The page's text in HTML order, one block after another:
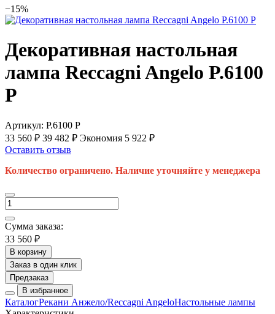
−15%
Декоративная настольная
лампа Reccagni Angelo P.6100
P
Артикул: P.6100 P
33 560 ₽ 39 482 ₽ Экономия 5 922 ₽
Оставить отзыв
Количество ограничено. Наличие уточняйте у менеджера
Сумма заказа:
33 560 ₽
В корзину
Заказ в один клик
Предзаказ
В избранное
КаталогРекани Анжело/Reccagni AngeloНастольные лампы